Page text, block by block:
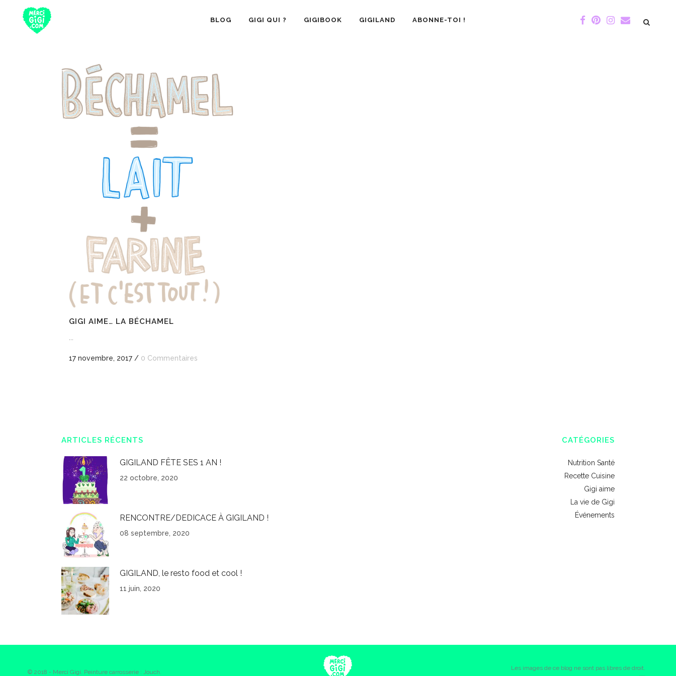
BLOG GIGI QUI ? GIGIBOOK GIGILAND ABONNE-TOI !
GIGI AIME… LA BÉCHAMEL
17 novembre, 2017 / 0 Commentaires
ARTICLES RÉCENTS
GIGILAND FÊTE SES 1 AN !
22 octobre, 2020
RENCONTRE/DEDICACE À GIGILAND !
08 septembre, 2020
GIGILAND, le resto food et cool !
11 juin, 2020
CATÉGORIES
Nutrition Santé
Recette Cuisine
Gigi aime
La vie de Gigi
Événements
© 2018 - Merci Gigi. Peinture carrosserie : Jouch.
Les images de ce blog ne sont pas libres de droit.